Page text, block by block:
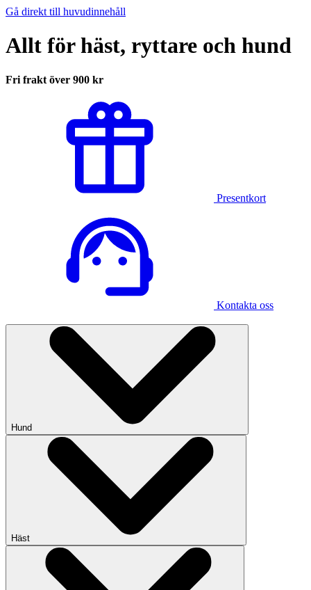
Gå direkt till huvudinnehåll
Allt för häst, ryttare och hund
Fri frakt över 900 kr
Presentkort
Kontakta oss
Hund
Häst